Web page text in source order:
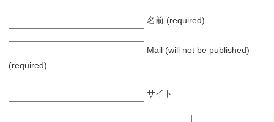
名前 (required)
Mail (will not be published)
(required)
サイト